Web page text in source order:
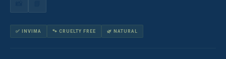
✅ INVIMA 🐾 CRUELTY FREE 🌿 NATURAL